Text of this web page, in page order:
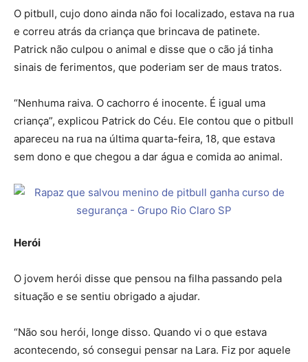
O pitbull, cujo dono ainda não foi localizado, estava na rua
e correu atrás da criança que brincava de patinete.
Patrick não culpou o animal e disse que o cão já tinha
sinais de ferimentos, que poderiam ser de maus tratos.
“Nenhuma raiva. O cachorro é inocente. É igual uma
criança”, explicou Patrick do Céu. Ele contou que o pitbull
apareceu na rua na última quarta-feira, 18, que estava
sem dono e que chegou a dar água e comida ao animal.
Herói
O jovem herói disse que pensou na filha passando pela
situação e se sentiu obrigado a ajudar.
“Não sou herói, longe disso. Quando vi o que estava
acontecendo, só consegui pensar na Lara. Fiz por aquele